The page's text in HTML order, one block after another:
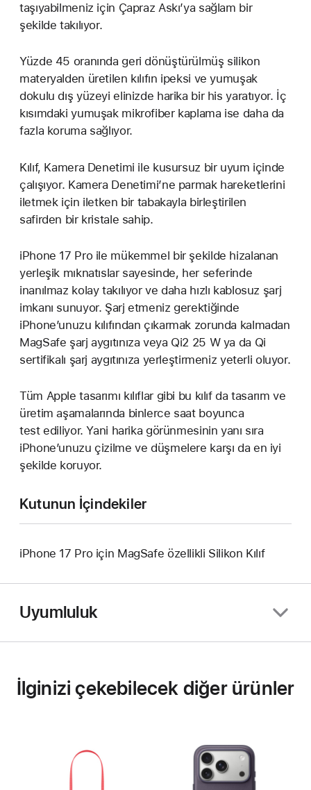
taşıyabilmeniz için Çapraz Askı’ya sağlam bir
şekilde takılıyor.
Yüzde 45 oranında geri dönüştürülmüş silikon
materyalden üretilen kılıfın ipeksi ve yumuşak
dokulu dış yüzeyi elinizde harika bir his yaratıyor. İç
kısımdaki yumuşak mikrofiber kaplama ise daha da
fazla koruma sağlıyor.
Kılıf, Kamera Denetimi ile kusursuz bir uyum içinde
çalışıyor. Kamera Denetimi’ne parmak hareketlerini
iletmek için iletken bir tabakayla birleştirilen
safirden bir kristale sahip.
iPhone 17 Pro ile mükemmel bir şekilde hizalanan
yerleşik mıknatıslar sayesinde, her seferinde
inanılmaz kolay takılıyor ve daha hızlı kablosuz şarj
imkanı sunuyor. Şarj etmeniz gerektiğinde
iPhone’unuzu kılıfından çıkarmak zorunda kalmadan
MagSafe şarj aygıtınıza veya Qi2 25 W ya da Qi
sertifikalı şarj aygıtınıza yerleştirmeniz yeterli oluyor.
Tüm Apple tasarımı kılıflar gibi bu kılıf da tasarım ve
üretim aşamalarında binlerce saat boyunca
test ediliyor. Yani harika görünmesinin yanı sıra
iPhone’unuzu çizilme ve düşmelere karşı da en iyi
şekilde koruyor.
Kutunun İçindekiler
iPhone 17 Pro için MagSafe özellikli Silikon Kılıf
Uyumluluk
İlginizi çekebilecek diğer ürünler